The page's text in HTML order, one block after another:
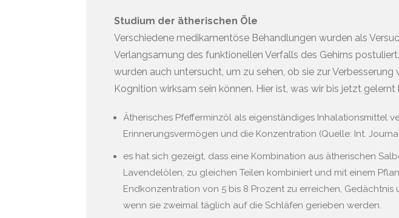
Studium der ätherischen Öle
Verschiedene medikamentöse Behandlungen wurden als
Verlangsamung des funktionellen Verfalls des Gehirns
wurden auch untersucht, um zu sehen, ob sie zur Verbesserung
Kognition wirksam sein können. Hier ist, was wir bis jetzt gelernt
Ätherisches Pfefferminzöl als eigenständiges Inhalationsmittel
Erinnerungsvermögen und die Konzentration (Quelle: Int.
es hat sich gezeigt, dass eine Kombination aus ätherischen
Lavendelölen, zu gleichen Teilen kombiniert und mit einem
Endkonzentration von 5 bis 8 Prozent zu erreichen, Gedächtnis
wenn sie zweimal täglich auf die Schläfen gerieben werden.